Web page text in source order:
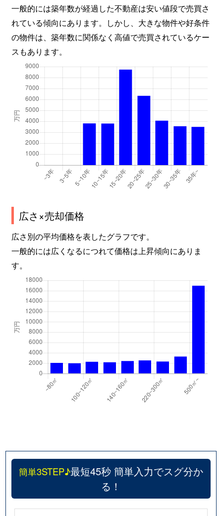
一般的には築年数が経過した不動産は安い値段で売買さ
れている傾向にあります。しかし、大きな物件や好条件
の物件は、築年数に関係なく高値で売買されているケー
スもあります。
広さ×売却価格
広さ別の平均価格を表したグラフです。
一般的には広くなるにつれて価格は上昇傾向にありま
す。
簡単3STEP♪最短45秒 簡単入力でスグ分か
る！